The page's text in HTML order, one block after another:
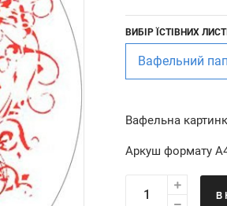
ВИБІР ЇСТІВНИХ
Вафельний
Вафельна
Аркуш формату
В